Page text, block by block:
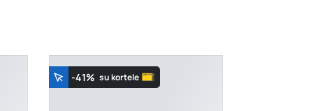
-41% su kortele